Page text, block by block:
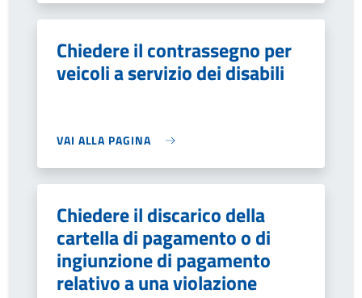
Chiedere il contrassegno per
veicoli a servizio dei disabili
VAI ALLA PAGINA
Chiedere il discarico della
cartella di pagamento o di
ingiunzione di pagamento
relativo a una violazione